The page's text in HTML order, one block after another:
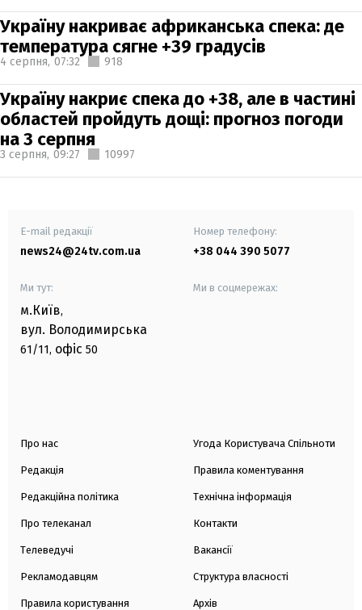
Україну накриває африканська спека: де
температура сягне +39 градусів
4 серпня, 07:32 918
Україну накриє спека до +38, але в частині
областей пройдуть дощі: прогноз погоди
на 3 серпня
3 серпня, 09:27 10997
E-mail редакції
news24@24tv.com.ua
Номер телефону:
+38 044 390 5077
Ми тут:
м.Київ,
вул. Володимирська
61/11, офіс 50
Ми в соцмережах:
Про нас
Редакція
Редакційна політика
Про телеканал
Телеведучі
Рекламодавцям
Правила користування
Угода Користувача Спільноти
Правила коментування
Технічна інформація
Контакти
Вакансії
Структура власності
Архів